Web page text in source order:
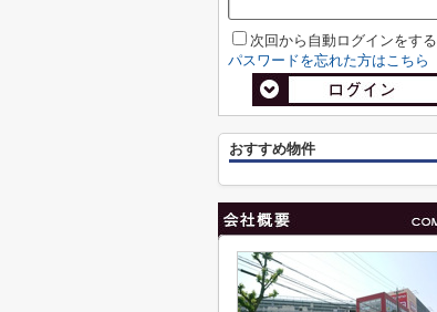
次回から自動ログインをする
パスワードを忘れた方はこちら
おすすめ物件